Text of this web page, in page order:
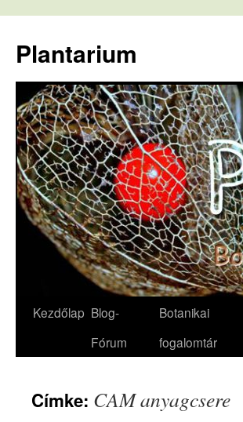
tartalomba
Plantarium
Kezdőlap Blog-
Fórum
Botanikai
fogalomtár
Címke: CAM anyagcsere